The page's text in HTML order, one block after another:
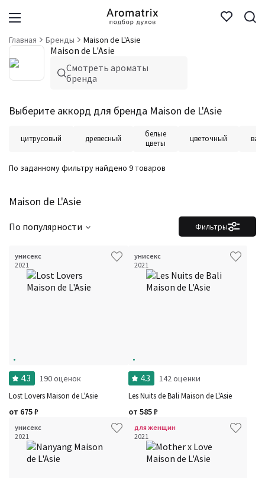
Главная Бренды Maison de L'Asie
Maison de L'Asie
Смотреть ароматы
бренда
Выберите аккорд для бренда Maison de L'Asie
цитрусовый древесный
белые
цветы
цветочный
Maison de L'Asie
По заданному фильтру найдено 9 товаров
Фильтры
По популярности
унисекс
2021
4.3 190 оценок
Lost Lovers Maison de L'Asie
от 675₽
унисекс
2021
4.3 142 оценки
Les Nuits de Bali Maison de L'Asie
от 585₽
унисекс
2021
для женщин
2021